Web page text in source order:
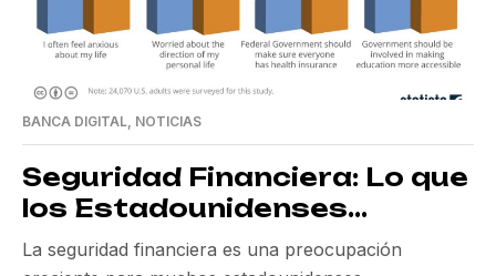
BANCA DIGITAL, NOTICIAS
Seguridad Financiera: Lo que
los Estadounidenses
Realmente Necesitan Ganar
La seguridad financiera es una preocupación